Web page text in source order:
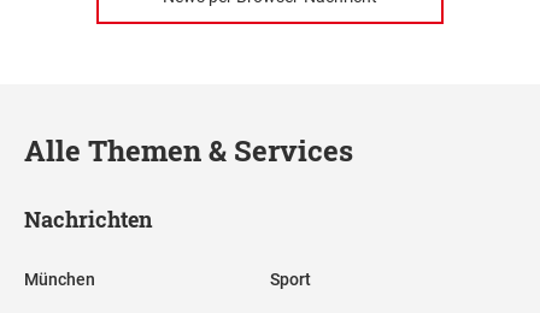
Alle Themen & Services
Nachrichten
München Sport